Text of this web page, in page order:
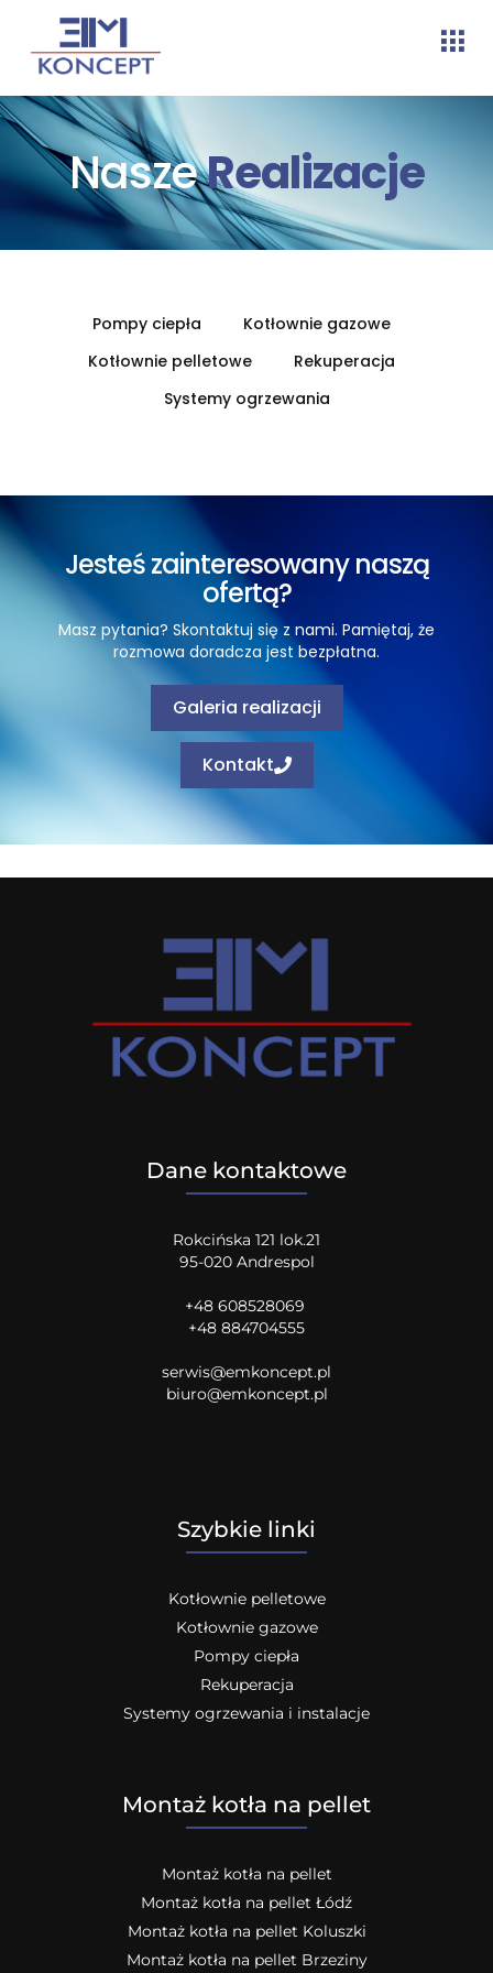
NaszeRealizacje
Pompy ciepła
Kotłownie gazowe
Kotłownie pelletowe
Rekuperacja
Systemy ogrzewania
Jesteś zainteresowany naszą
ofertą?
Masz pytania? Skontaktuj się z nami. Pamiętaj, że
rozmowa doradcza jest bezpłatna.
Galeria realizacji
Kontakt
Dane kontaktowe
Rokcińska 121 lok.21
95-020 Andrespol
+48 608528069
+48 884704555
serwis@emkoncept.pl
biuro@emkoncept.pl
Szybkie linki
Kotłownie pelletowe
Kotłownie gazowe
Pompy ciepła
Rekuperacja
Systemy ogrzewania i instalacje
Montaż kotła na pellet
Montaż kotła na pellet
Montaż kotła na pellet Łódź
Montaż kotła na pellet Koluszki
Montaż kotła na pellet Brzeziny